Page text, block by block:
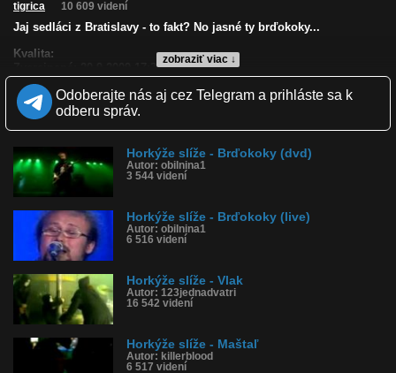
zobraziť viac ↓
tigrica 10 609 videní
Jaj sedláci z Bratislavy - to fakt? No jasné ty brďokoky...
Kvalita:
Zverejnené: 20.9.2009 17:38
Krajina: Slovensko 🇸🇰
Páči sa: 93% (44 hlasov)
Obľúbené: 24
Kategória: hudba
Tagy: horkýže slíže, brďokoky, punk, rock, kapela, nitra, slovensko,
slovenský, slovenská, slovenské
História sledovanosti videa:
Odoberajte nás aj cez Telegram a prihláste sa k
odberu správ.
Horkýže slíže - Brďokoky (dvd)
Autor: obilnina1
3 544 videní
Horkýže slíže - Brďokoky (live)
Autor: obilnina1
6 516 videní
Horkýže slíže - Vlak
Autor: 123jednadvatri
16 542 videní
Horkýže slíže - Maštaľ
Autor: killerblood
6 517 videní